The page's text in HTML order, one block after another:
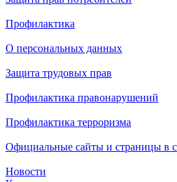
Профилактика
О персональных данных
Защита трудовых прав
Профилактика правонарушений
Профилактика терроризма
Официальные сайты и страницы в
Новости